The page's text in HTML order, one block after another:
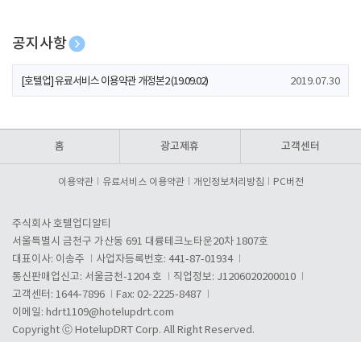
공지사항
[호텔업] 개인정보 처리방침 개정본1 (19.09.02)
[호텔업] 유료서비스 이용약관 개정본2 (19.09.02) 2019.07.30
홈 광고제휴 고객센터
이용약관 유료서비스 이용약관 개인정보처리방침 PC버전
주식회사 호텔업디알티
서울특별시 금천구 가산동 691 대륭테크노타운20차 1807호
대표이사: 이송주
사업자등록번호: 441-87-01934
통신판매업신고: 서울금천-1204 호
직업정보: J1206020200010
고객센터: 1644-7896
Fax: 02-2225-8487
이메일: hdrt1109@hotelupdrt.com
Copyright ⓒ HotelupDRT Corp. All Right Reserved.